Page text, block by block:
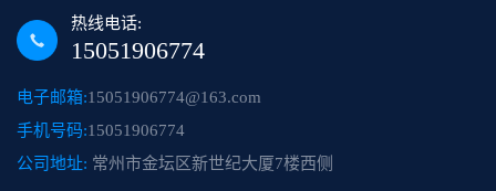
热线电话:
15051906774
电子邮箱:15051906774@163.com
手机号码:15051906774
公司地址: 常州市金坛区新世纪大厦7楼西侧